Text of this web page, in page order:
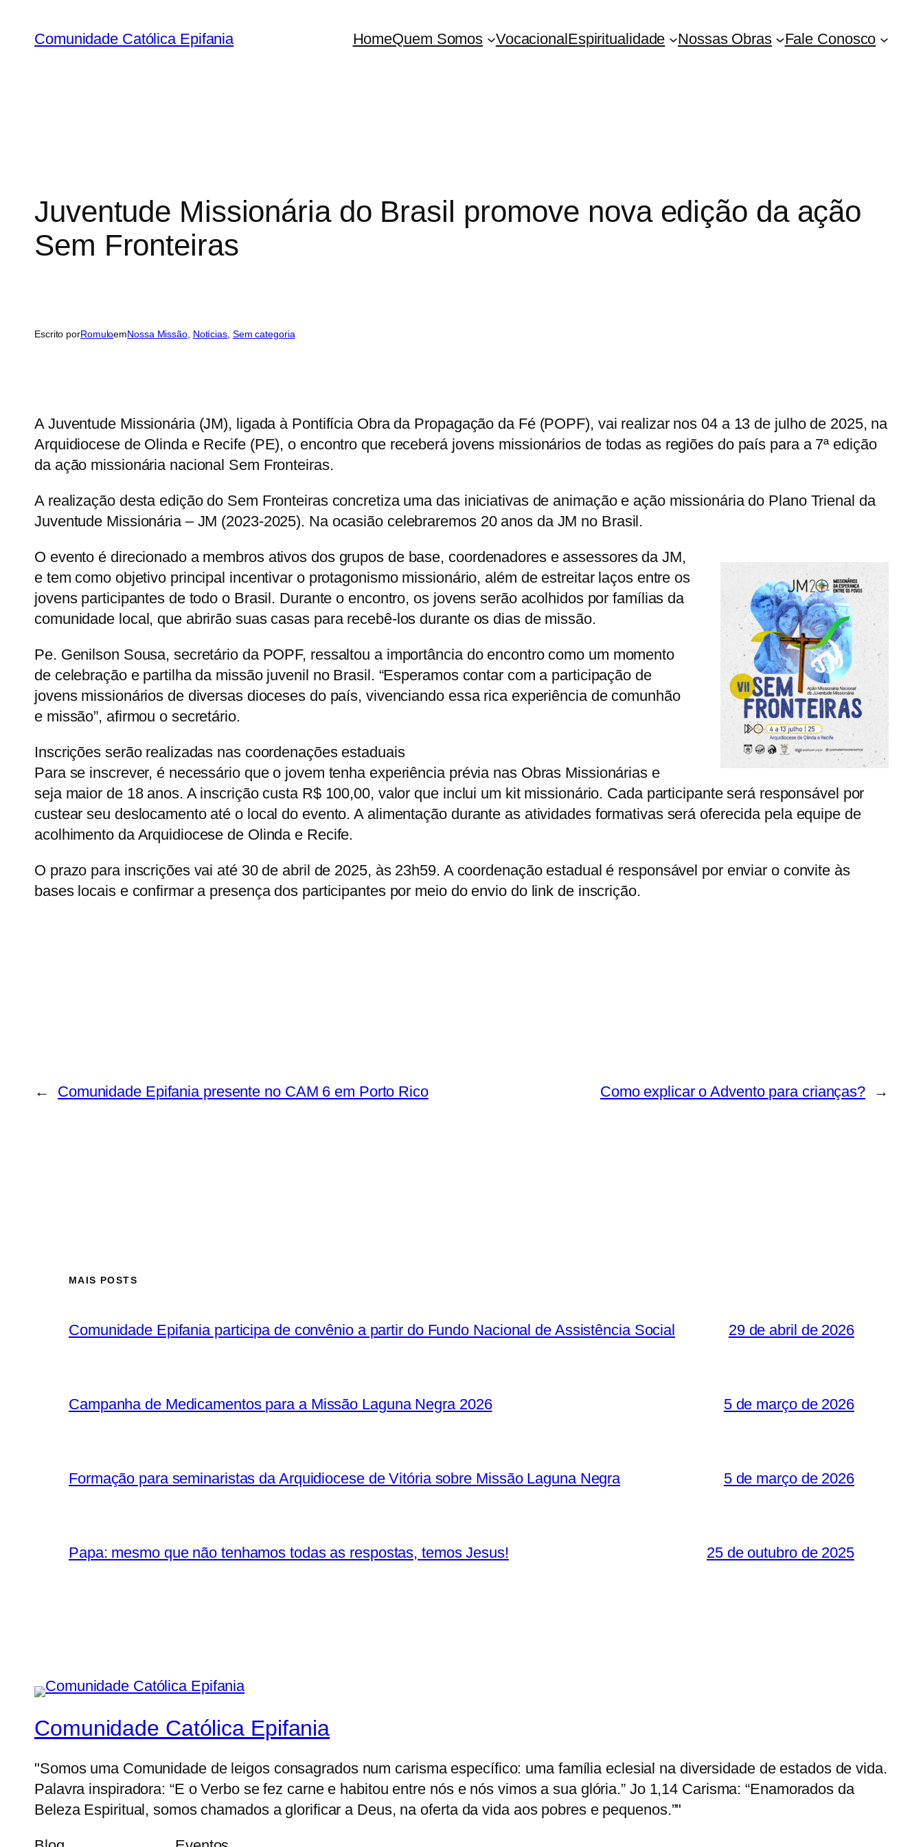
Comunidade Católica Epifania HomeQuem Somos VocacionalEspiritualidade Nossas Obras Fale Conosco
Juventude Missionária do Brasil promove nova edição da ação
Sem Fronteiras
Escrito porRomuloemNossa Missão, Notícias, Sem categoria
A Juventude Missionária (JM), ligada à Pontifícia Obra da Propagação da Fé (POPF), vai realizar nos 04 a 13 de julho de 2025, na
Arquidiocese de Olinda e Recife (PE), o encontro que receberá jovens missionários de todas as regiões do país para a 7ª edição
da ação missionária nacional Sem Fronteiras.
A realização desta edição do Sem Fronteiras concretiza uma das iniciativas de animação e ação missionária do Plano Trienal da
Juventude Missionária – JM (2023-2025). Na ocasião celebraremos 20 anos da JM no Brasil.
O evento é direcionado a membros ativos dos grupos de base, coordenadores e assessores da JM,
e tem como objetivo principal incentivar o protagonismo missionário, além de estreitar laços entre os
jovens participantes de todo o Brasil. Durante o encontro, os jovens serão acolhidos por famílias da
comunidade local, que abrirão suas casas para recebê-los durante os dias de missão.
Pe. Genilson Sousa, secretário da POPF, ressaltou a importância do encontro como um momento
de celebração e partilha da missão juvenil no Brasil. “Esperamos contar com a participação de
jovens missionários de diversas dioceses do país, vivenciando essa rica experiência de comunhão
e missão”, afirmou o secretário.
Inscrições serão realizadas nas coordenações estaduais
Para se inscrever, é necessário que o jovem tenha experiência prévia nas Obras Missionárias e
seja maior de 18 anos. A inscrição custa R$ 100,00, valor que inclui um kit missionário. Cada participante será responsável por
custear seu deslocamento até o local do evento. A alimentação durante as atividades formativas será oferecida pela equipe de
acolhimento da Arquidiocese de Olinda e Recife.
O prazo para inscrições vai até 30 de abril de 2025, às 23h59. A coordenação estadual é responsável por enviar o convite às
bases locais e confirmar a presença dos participantes por meio do envio do link de inscrição.
← Comunidade Epifania presente no CAM 6 em Porto Rico Como explicar o Advento para crianças? →
MAIS POSTS
Comunidade Epifania participa de convênio a partir do Fundo Nacional de Assistência Social 29 de abril de 2026
Campanha de Medicamentos para a Missão Laguna Negra 2026 5 de março de 2026
Formação para seminaristas da Arquidiocese de Vitória sobre Missão Laguna Negra 5 de março de 2026
Papa: mesmo que não tenhamos todas as respostas, temos Jesus! 25 de outubro de 2025
Comunidade Católica Epifania
"Somos uma Comunidade de leigos consagrados num carisma específico: uma família eclesial na diversidade de estados de vida.
Palavra inspiradora: “E o Verbo se fez carne e habitou entre nós e nós vimos a sua glória.” Jo 1,14 Carisma: “Enamorados da
Beleza Espiritual, somos chamados a glorificar a Deus, na oferta da vida aos pobres e pequenos.”"